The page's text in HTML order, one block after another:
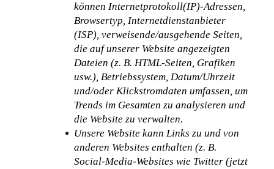
können Internetprotokoll(IP)-Adressen,
Browsertyp, Internetdienstanbieter
(ISP), verweisende/ausgehende Seiten,
die auf unserer Website angezeigten
Dateien (z. B. HTML-Seiten, Grafiken
usw.), Betriebssystem, Datum/Uhrzeit
und/oder Klickstromdaten umfassen, um
Trends im Gesamten zu analysieren und
die Website zu verwalten.
Unsere Website kann Links zu und von
anderen Websites enthalten (z. B.
Social-Media-Websites wie Twitter (jetzt